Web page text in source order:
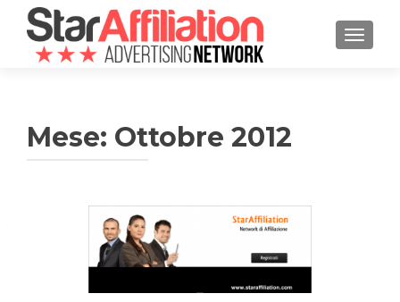
Mese: Ottobre 2012